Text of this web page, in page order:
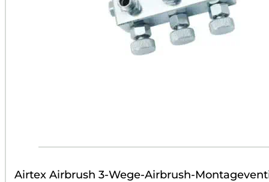
Airtex Airbrush 3-Wege-Airbrush-